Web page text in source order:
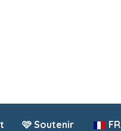
🩷 Soutenir FR